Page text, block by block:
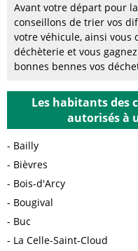
Avant votre départ pour
conseillons de trier vos
votre véhicule, ainsi vous
déchèterie et vous
bonnes bennes vos
Les habitants des
autorisés à
Bailly
Bièvres
Bois-d'Arcy
Bougival
Buc
La Celle-Saint-Cloud